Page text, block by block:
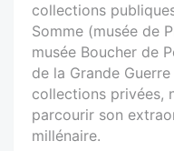
collections
Somme (musée de
musée Boucher de
de la Grande
collections privées,
parcourir son
millénaire.